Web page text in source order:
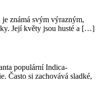
je známá svým výrazným,
Její květy jsou husté a […]
populární Indica-
Často si zachovává sladké,